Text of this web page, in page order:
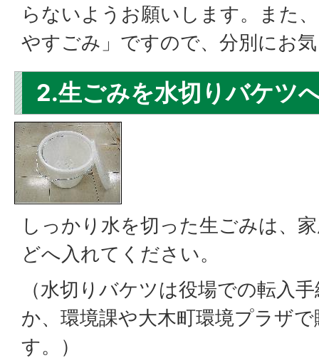
らないようお願いします。また
やすごみ」ですので、分別にお
2.生ごみを水切りバケツ
しっかり水を切った生ごみは、
どへ入れてください。
（水切りバケツは役場での転入
か、環境課や大木町環境プラザ
す。）